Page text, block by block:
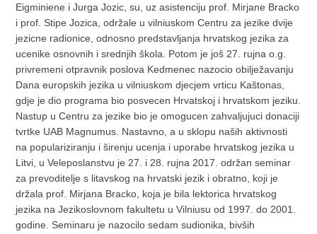
Eigminiene i Jurga Jozic, su, uz asistenciju prof. Mirjane Bracko
i prof. Stipe Jozica, održale u vilniuskom Centru za jezike dvije
jezicne radionice, odnosno predstavljanja hrvatskog jezika za
ucenike osnovnih i srednjih škola. Potom je još 27. rujna o.g.
privremeni otpravnik poslova Kedmenec nazocio obilježavanju
Dana europskih jezika u vilniuskom djecjem vrticu Kaštonas,
gdje je dio programa bio posvecen Hrvatskoj i hrvatskom jeziku.
Nastup u Centru za jezike bio je omogucen zahvaljujuci donaciji
tvrtke UAB Magnumus. Nastavno, a u sklopu naših aktivnosti
na populariziranju i širenju ucenja i uporabe hrvatskog jezika u
Litvi, u Veleposlanstvu je 27. i 28. rujna 2017. održan seminar
za prevoditelje s litavskog na hrvatski jezik i obratno, koji je
držala prof. Mirjana Bracko, koja je bila lektorica hrvatskog
jezika na Jezikoslovnom fakultetu u Vilniusu od 1997. do 2001.
godine. Seminaru je nazocilo sedam sudionika, bivših